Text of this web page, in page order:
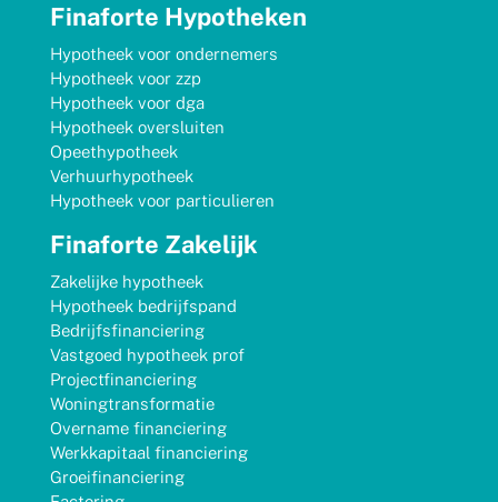
Finaforte Hypotheken
Hypotheek voor ondernemers
Hypotheek voor zzp
Hypotheek voor dga
Hypotheek oversluiten
Opeethypotheek
Verhuurhypotheek
Hypotheek voor particulieren
Finaforte Zakelijk
Zakelijke hypotheek
Hypotheek bedrijfspand
Bedrijfsfinanciering
Vastgoed hypotheek prof
Projectfinanciering
Woningtransformatie
Overname financiering
Werkkapitaal financiering
Groeifinanciering